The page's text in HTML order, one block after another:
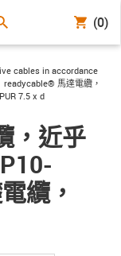
(0)
icon-arrow-right
cables in accordance
igus-icon-arrow-right
readycable® 馬達電纜，
7.5 x d
，近乎
纜，